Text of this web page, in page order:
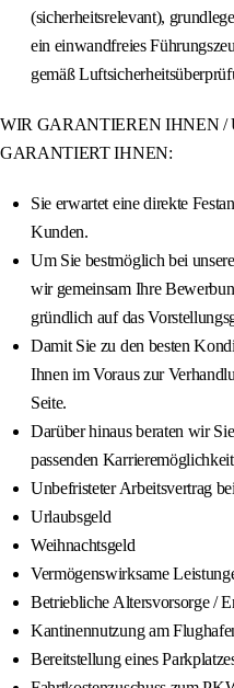
(sicherheitsrelevant),
ein einwandfreies
gemäß
WIR GARANTIEREN IHNEN
GARANTIERT IHNEN:
Sie erwartet eine direkte
Kunden.
Um Sie bestmöglich bei
wir gemeinsam Ihre
gründlich auf das
Damit Sie zu den besten
Ihnen im Voraus zur
Seite.
Darüber hinaus beraten wir
passenden
Unbefristeter Arbeitsvertrag
Urlaubsgeld
Weihnachtsgeld
Vermögenswirksame
Betriebliche Altersvorsorge /
Kantinennutzung am
Bereitstellung eines